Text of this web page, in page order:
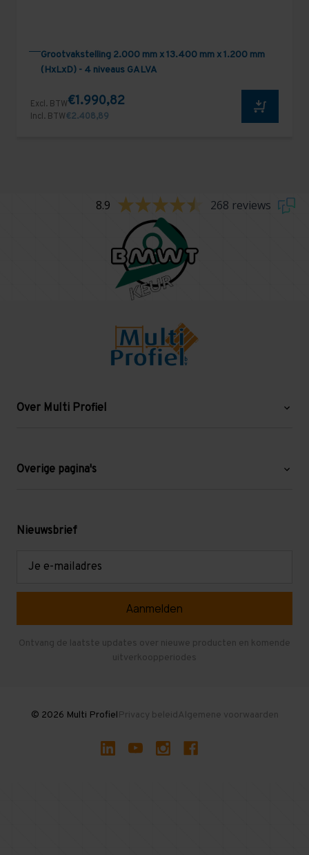
Grootvakstelling 2.000 mm x 13.400 mm x 1.200 mm
(HxLxD) - 4 niveaus GALVA
Excl. BTW€1.990,82
Incl. BTW€2.408,89
8.9 268 reviews
Over Multi Profiel
Blog
Levering en afhalen
Overige pagina's
Mezzanine
Gebruikte entresolvloeren
Nieuwsbrief
Ontvang de laatste updates over nieuwe producten en komende
uitverkoopperiodes
© 2026 Multi ProfielPrivacy beleidAlgemene voorwaarden